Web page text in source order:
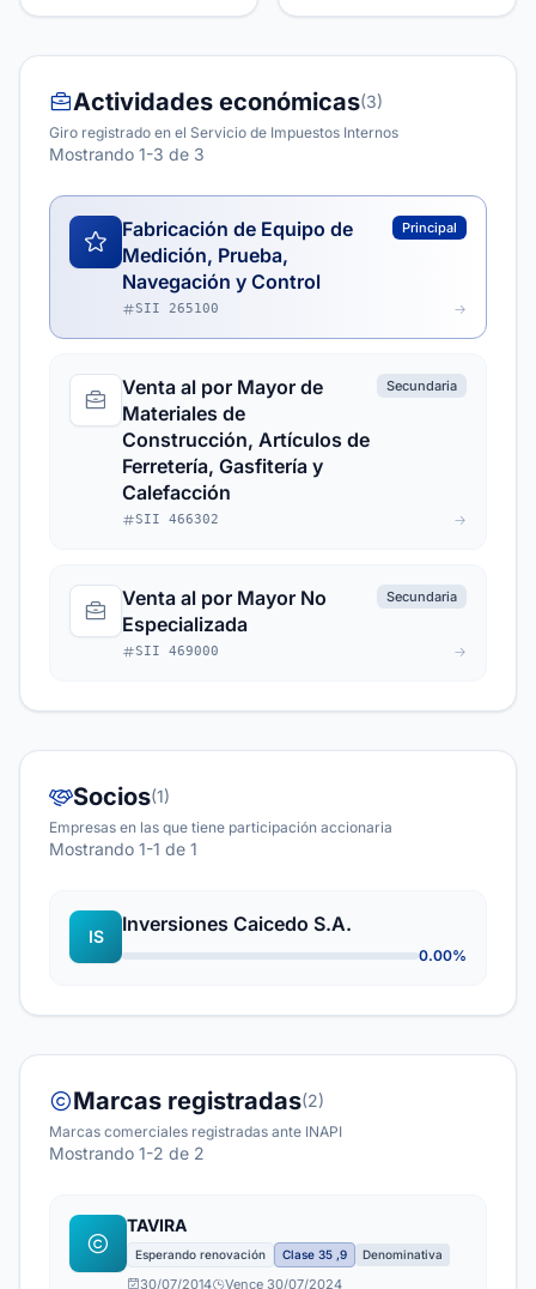
Actividades económicas(3)
Giro registrado en el Servicio de Impuestos Internos
Mostrando 1-3 de 3
Fabricación de Equipo de
Medición, Prueba,
Navegación y Control
Principal
SII 265100
Venta al por Mayor de
Materiales de
Construcción, Artículos de
Ferretería, Gasfitería y
Calefacción
Secundaria
SII 466302
Venta al por Mayor No
Especializada
Secundaria
SII 469000
Socios(1)
Empresas en las que tiene participación accionaria
Mostrando 1-1 de 1
IS
Inversiones Caicedo S.A.
0.00%
Marcas registradas(2)
Marcas comerciales registradas ante INAPI
Mostrando 1-2 de 2
TAVIRA
Esperando renovación Clase 35 ,9 Denominativa
30/07/2014 Vence 30/07/2024